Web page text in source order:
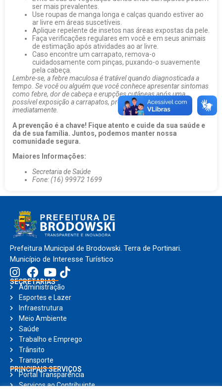
ser mais prevalentes.
Use roupas de manga longa e calças quando estiver ao
ar livre em áreas suscetíveis.
Aplique repelente de insetos nas áreas expostas da pele.
Faça verificações regulares em você e em seus animais
de estimação após atividades ao ar livre.
Caso encontre um carrapato, remova-o
cuidadosamente com pinças, puxando-o suavemente
pela cabeça.
Lembre-se, a febre maculosa é tratável quando diagnosticada a
tempo. Se você ou alguém que você conhece apresentar sintomas
como febre, dor de cabeça e erupções cutâneas após uma
possível exposição a carrapatos, procure assistência médica
imediatamente.
A prevenção é a chave! Fique atento e cuide da sua saúde e
da de sua família. Juntos, podemos manter nossa
comunidade segura.
Maiores Informações:
Secretaria de Saúde
Fone: (16) 99972 1699
Prefeitura Municipal de Brodowski. Terra de Portinari.
Município de Interesse Turístico
SECRETARIAS
Administração
Esportes e Lazer
Infraestrutura
Meio Ambiente
Saúde
Trabalho e Emprego
Trânsito
Transporte
PRINCIPAIS SERVIÇOS
Portal Transparência
Serviços ao Contribuinte